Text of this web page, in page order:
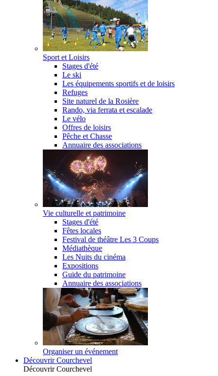
Sport et Loisirs
Stages d'été
Le ski
Les équipements sportifs et de loisirs
Refuges
Site naturel de la Rosière
Rando, via ferrata et escalade
Le vélo
Offres de loisirs
Pêche et Chasse
Annuaire des associations
Vie culturelle et patrimoine
Stages d'été
Fêtes locales
Festival de théâtre Les 3 Coups
Médiathèque
Les Nuits du cinéma
Expositions
Guide du patrimoine
Annuaire des associations
Organiser un événement
Découvrir Courchevel
Découvrir Courchevel